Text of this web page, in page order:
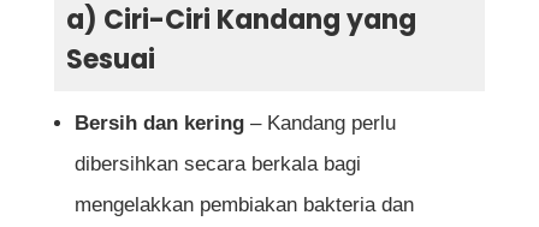
a) Ciri-Ciri Kandang yang
Sesuai
Bersih dan kering– Kandang perlu
dibersihkan secara berkala bagi
mengelakkan pembiakan bakteria dan